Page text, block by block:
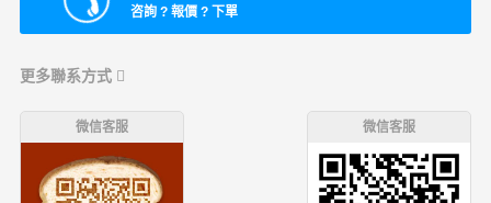
咨詢 ? 報價 ? 下單
更多聯系方式
微信客服 微信客服